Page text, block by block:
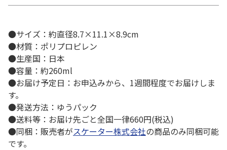
●サイズ：約直径8.7×11.1×8.9cm
●材質：ポリプロピレン
●生産国：日本
●容量：約260ml
●お届け予定日：お申込みから、1週間程度でお届けしま
す。
●発送方法：ゆうパック
●送料等：お届け先ごと全国一律660円(税込)
●同梱：販売者がスケーター株式会社の商品のみ同梱可能
です。